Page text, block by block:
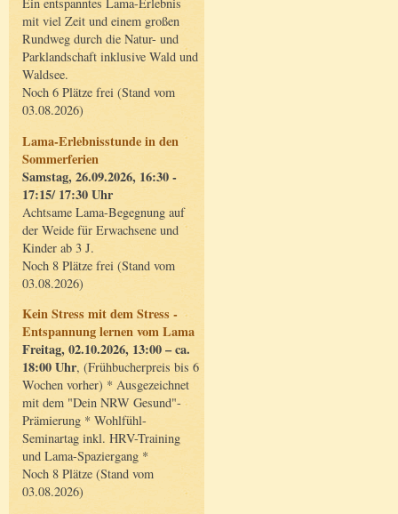
Ein entspanntes Lama-Erlebnis
mit viel Zeit und einem großen
Rundweg durch die Natur- und
Parklandschaft inklusive Wald und
Waldsee.
Noch 6 Plätze frei (Stand vom
03.08.2026)
Lama-Erlebnisstunde in den
Sommerferien
Samstag, 26.09.2026, 16:30 -
17:15/ 17:30 Uhr
Achtsame Lama-Begegnung auf
der Weide für Erwachsene und
Kinder ab 3 J.
Noch 8 Plätze frei (Stand vom
03.08.2026)
Kein Stress mit dem Stress -
Entspannung lernen vom Lama
Freitag, 02.10.2026, 13:00 – ca.
18:00 Uhr, (Frühbucherpreis bis 6
Wochen vorher) * Ausgezeichnet
mit dem "Dein NRW Gesund"-
Prämierung * Wohlfühl-
Seminartag inkl. HRV-Training
und Lama-Spaziergang *
Noch 8 Plätze (Stand vom
03.08.2026)